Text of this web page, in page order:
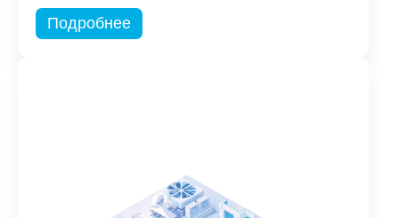
Подробнее